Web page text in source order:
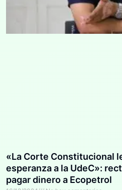
«La Corte Constitucional
esperanza a la UdeC»:
pagar dinero a Ecopetrol